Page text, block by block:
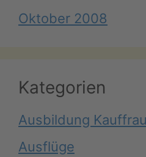
Oktober 2008
Kategorien
Ausbildung
Ausflüge